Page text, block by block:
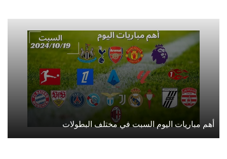
أهم مباريات اليوم السبت في مختلف البطولات